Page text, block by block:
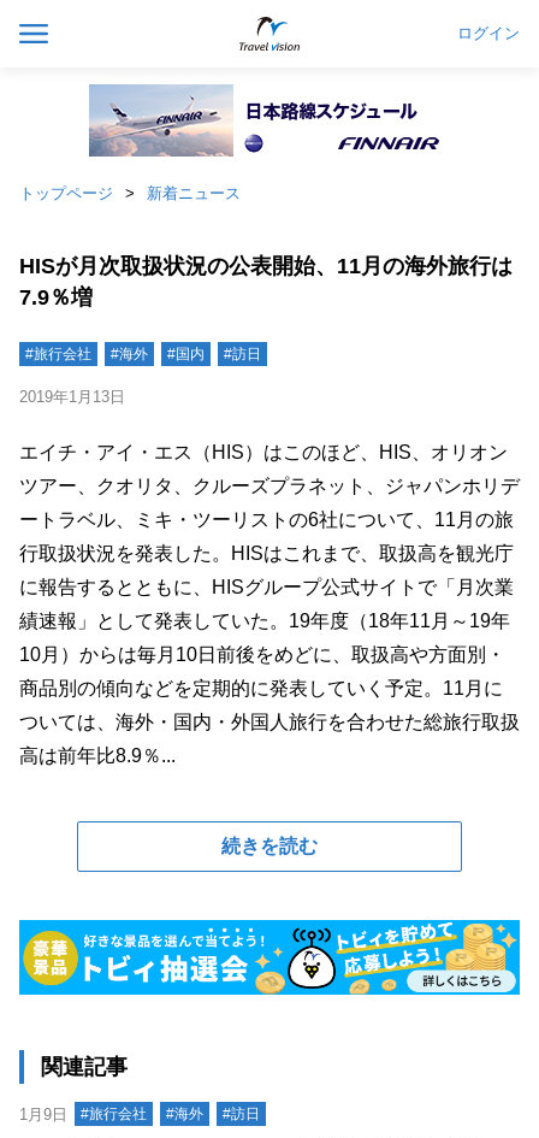
ログイン
トップページ 新着ニュース
HISが月次取扱状況の公表開始、11月の海外旅行は
7.9％増
#旅行会社 #海外 #国内 #訪日
2019年1月13日
エイチ・アイ・エス（HIS）はこのほど、HIS、オリオン
ツアー、クオリタ、クルーズプラネット、ジャパンホリデ
ートラベル、ミキ・ツーリストの6社について、11月の旅
行取扱状況を発表した。HISはこれまで、取扱高を観光庁
に報告するとともに、HISグループ公式サイトで「月次業
績速報」として発表していた。19年度（18年11月～19年
10月）からは毎月10日前後をめどに、取扱高や方面別・
商品別の傾向などを定期的に発表していく予定。11月に
ついては、海外・国内・外国人旅行を合わせた総旅行取扱
高は前年比8.9％...
続きを読む
関連記事
1月9日 #旅行会社 #海外 #訪日